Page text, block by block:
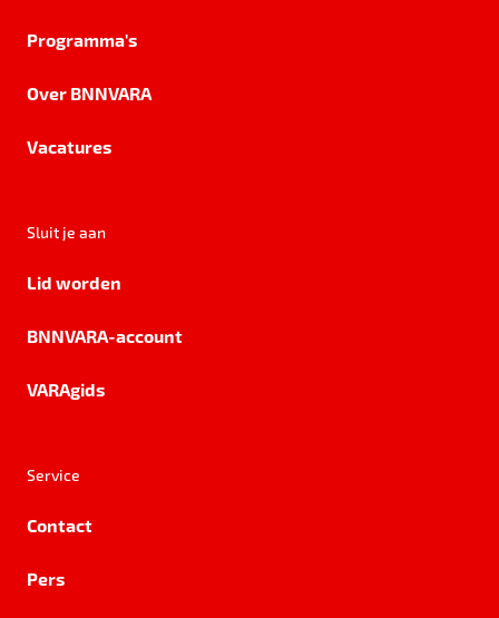
Programma's
Over BNNVARA
Vacatures
Sluit je aan
Lid worden
BNNVARA-account
VARAgids
Service
Contact
Pers